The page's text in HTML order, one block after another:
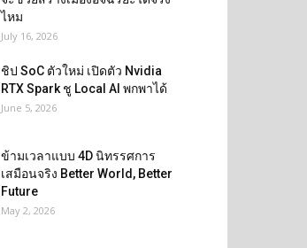
ไหม
July 16, 2026
ชิป SoC ตัวใหม่ เปิดตัว Nvidia
RTX Spark ชู Local AI พกพาได้
June 5, 2026
ข้ามเวลาแบบ 4D นิทรรศการ
เสมือนจริง Better World, Better
Future
May 2, 2026